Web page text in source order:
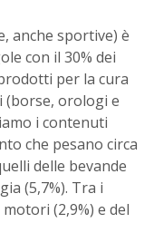
anche sportive) è
con il 30% dei
per la cura
(borse, orologi e
i contenuti
che pesano circa
delle bevande
(5,7%). Tra i
(2,9%) e del